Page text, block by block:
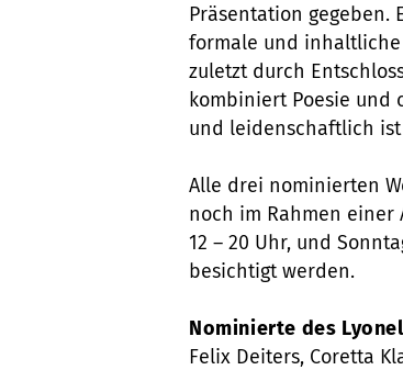
Präsentation gegeben.
formale und
zuletzt durch
kombiniert Poesie und
und leidenschaftlich
Alle drei nominierten
noch im Rahmen einer
12 – 20 Uhr, und
besichtigt werden.
Nominierte des
Felix Deiters, Coretta